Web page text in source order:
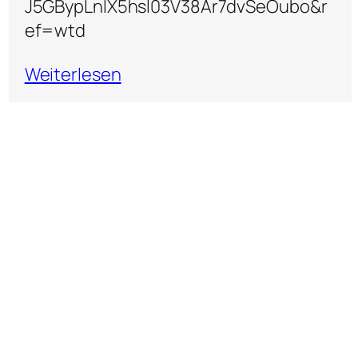
J5GBypLnIX5hsl03V38Ar7dvSeOubo&r
ef=wtd
Weiterlesen